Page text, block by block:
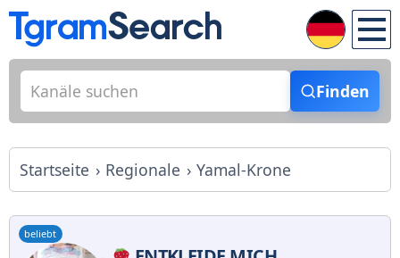
Finden
Startseite Regionale Yamal-Krone
beliebt